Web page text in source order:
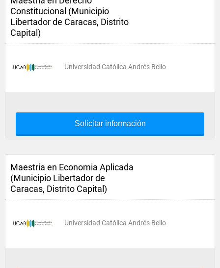
Constitucional (Municipio
Libertador de Caracas, Distrito
Capital)
Universidad Católica Andrés Bello
Solicitar información
Maestria en Economia Aplicada
(Municipio Libertador de
Caracas, Distrito Capital)
Universidad Católica Andrés Bello